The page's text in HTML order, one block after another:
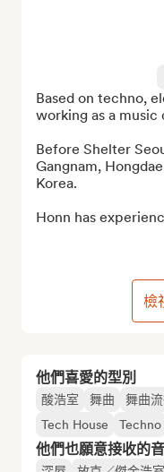
他們喜愛的型別
酸浩室 舞曲 舞曲
Tech House
Techno
他們也願意接收的
Based on techno,
working as a
Before Shelter
Gangnam,
Korea.
Honn has
檢